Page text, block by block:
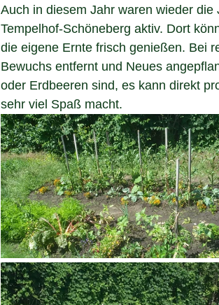
Auch in diesem Jahr waren wieder
Tempelhof-Schöneberg aktiv. Dort
die eigene Ernte frisch genießen. Bei
Bewuchs entfernt und Neues
oder Erdbeeren sind, es kann direkt
sehr viel Spaß macht.